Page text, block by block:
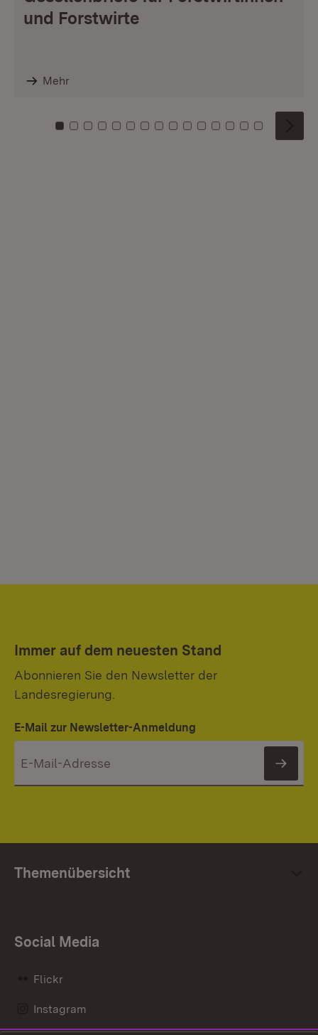
und Forstwirte
Mehr
Zu Kachel: 0
Zu Kachel: 1
Zu Kachel: 2
Zu Kachel: 3
Zu Kachel: 4
Zu Kachel: 5
Zu Kachel: 6
Zu Kachel: 7
Zu Kachel: 8
Zu Kachel: 9
Zu Kachel: 10
Zu Kachel: 11
Zu Kachel: 12
Zu Kachel:
Zu
Immer auf dem neuesten Stand
Abonnieren Sie den Newsletter der
Landesregierung.
E-Mail zur Newsletter-Anmeldung
Themenübersicht
Social Media
Flickr
Instagram